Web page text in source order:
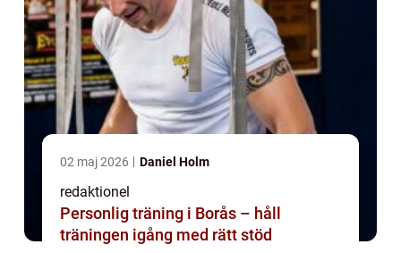
02 maj 2026 Daniel Holm
redaktionel
Personlig träning i Borås – håll
träningen igång med rätt stöd